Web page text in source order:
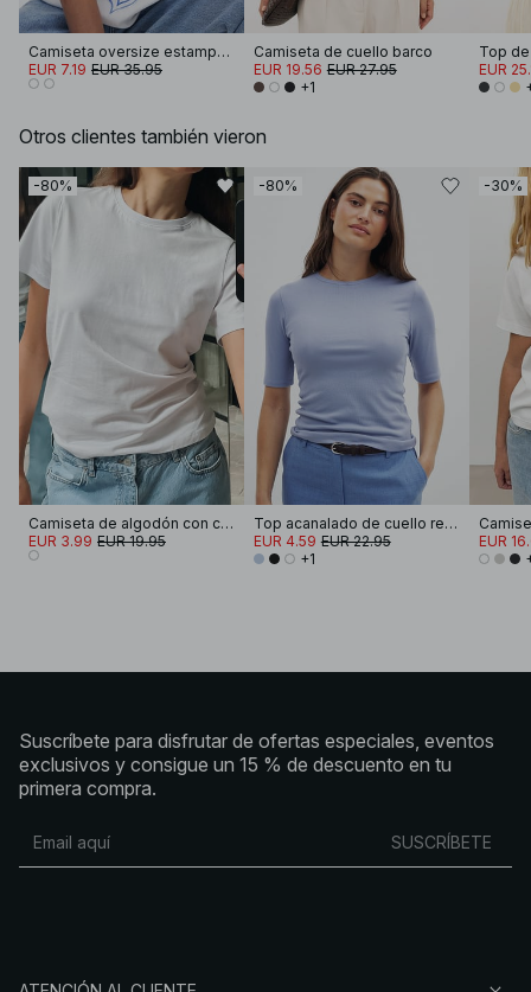
Camiseta oversize estampada con cuello redondo
EUR 7.19 EUR 35.95
Camiseta de cuello barco
EUR 19.56 EUR 27.95
+1
EUR
Otros clientes también vieron
-80%
Camiseta de algodón con cuello redondo
EUR 3.99 EUR 19.95
-80%
Top acanalado de cuello redondo
EUR 4.59 EUR 22.95
+1
-30%
EUR
Suscríbete para disfrutar de ofertas especiales, eventos
exclusivos y consigue un 15 % de descuento en tu
primera compra.
SUSCRÍBETE